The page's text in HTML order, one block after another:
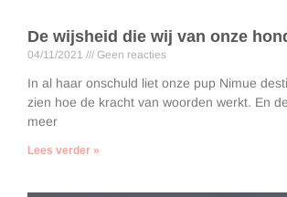
De wijsheid die wij van onze
04/11/2021 Geen reacties
In al haar onschuld liet onze pup Nimue
zien hoe de kracht van woorden werkt. En
meer
Lees verder »